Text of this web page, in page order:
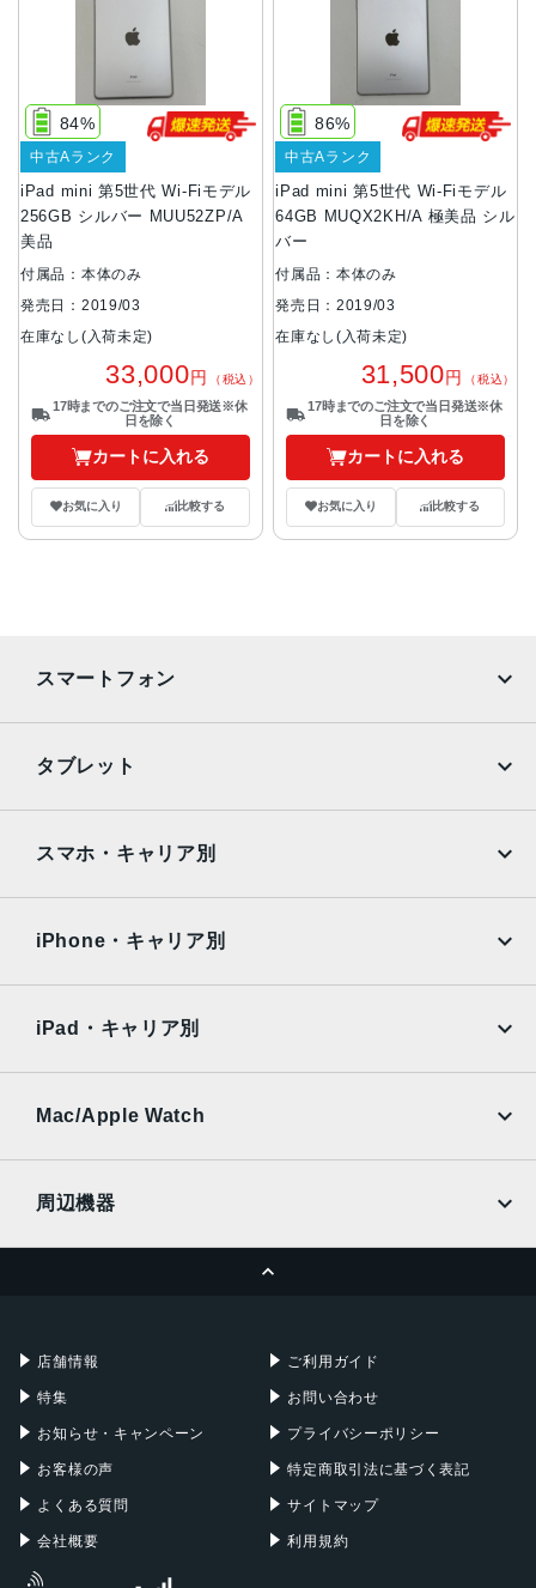
iPad mini 第5世代 Wi-Fiモデル
256GB シルバー MUU52ZP/A
美品
84%
中古Aランク
付属品：本体のみ
発売日：2019/03
在庫なし(入荷未定)
33,000円 （税込）
17時までのご注文で当日発送※休
日を除く
カートに入れる
お気に入り 比較する
iPad mini 第5世代 Wi-Fiモデル
64GB MUQX2KH/A 極美品 シル
バー
86%
中古Aランク
付属品：本体のみ
発売日：2019/03
在庫なし(入荷未定)
31,500円 （税込）
17時までのご注文で当日発送※休
日を除く
カートに入れる
お気に入り 比較する
スマートフォン
AQUOS
OPPO Android
タブレット
Surface
Xiaomi Tablet
スマホ・キャリア別
Ymobile
UQmobile
iPhone・キャリア別
Ymobile
UQmobile
iPad・キャリア別
Mac/Apple Watch
周辺機器
店舗情報
特集
お知らせ・キャンペーン
お客様の声
よくある質問
会社概要
ご利用ガイド
お問い合わせ
プライバシーポリシー
特定商取引法に基づく表記
サイトマップ
利用規約